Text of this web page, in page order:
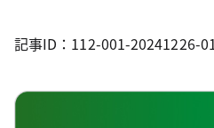
記事ID：112-001-20241226-